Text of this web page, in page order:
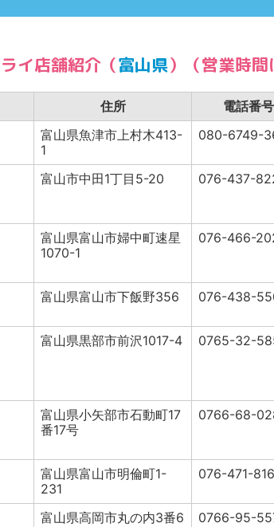
イ店舗紹介（富山県）（営業時間
住所 電話番号
富山県魚津市上村木413-
1
080-6749-
富山市中田1丁目5-20 076-437-
富山県富山市婦中町速星
1070-1
076-466-
富山県富山市下飯野356 076-438-
富山県黒部市前沢1017-4 0765-32-
富山県小矢部市石動町17
番17号
0766-68-
富山県富山市明倫町1-
231
076-471-
富山県高岡市丸の内3番6
0766-95-